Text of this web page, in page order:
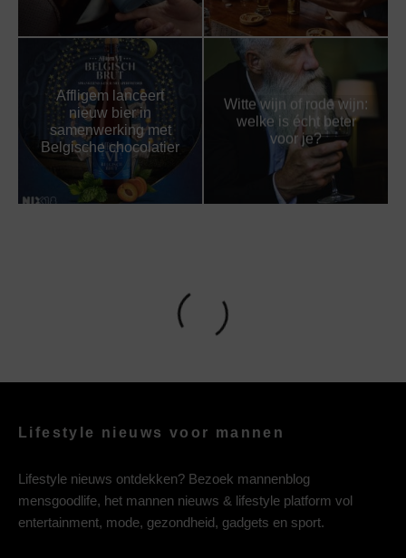
Affligem lanceert
nieuw bier in
samenwerking met
Belgische chocolatier
Witte wijn of rode wijn:
welke is écht beter
voor je?
Lifestyle nieuws voor mannen
Lifestyle nieuws ontdekken? Bezoek mannenblog
mensgoodlife, het mannen nieuws & lifestyle platform vol
entertainment, mode, gezondheid, gadgets en sport.